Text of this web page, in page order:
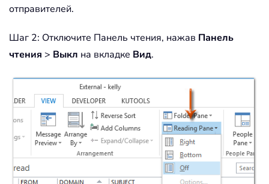
отправителей.
Шаг 2: Отключите Панель чтения, нажав Панель
чтения > Выкл на вкладке Вид.